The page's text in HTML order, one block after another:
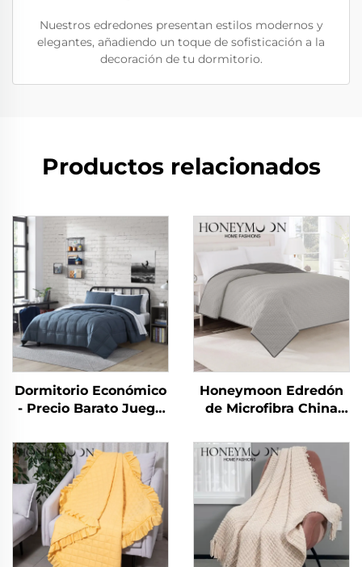
Nuestros edredones presentan estilos modernos y
elegantes, añadiendo un toque de sofisticación a la
decoración de tu dormitorio.
Productos relacionados
Dormitorio Económico
- Precio Barato Juego
Hogar Uso en
Dormitorio
Honeymoon Edredón
de Microfibra China
Sábanas Colcha y
Cubrecamas